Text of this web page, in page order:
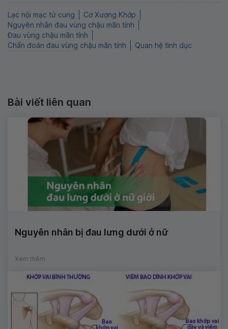
Lạc nội mạc tử cung
Cơ Xương Khớp
Nguyên nhân đau vùng chậu mãn tính
Đau vùng chậu mãn tính
Chẩn đoán đau vùng chậu mãn tính
Quan hệ tình dục
Bài viết liên quan
Nguyên nhân bị đau lưng dưới ở nữ
Xem thêm